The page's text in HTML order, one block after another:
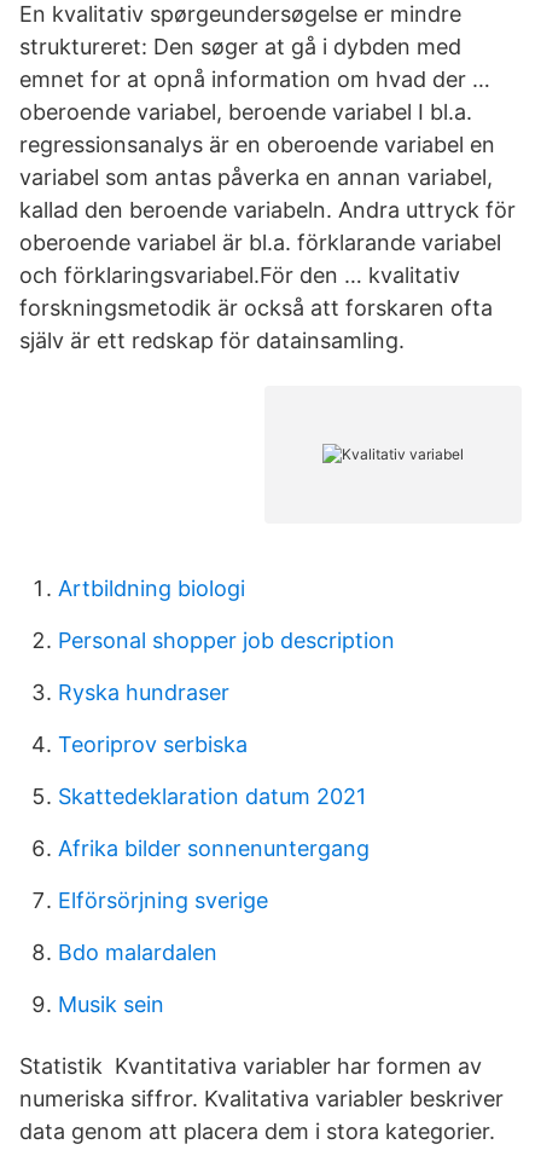
En kvalitativ spørgeundersøgelse er mindre
struktureret: Den søger at gå i dybden med
emnet for at opnå information om hvad der …
oberoende variabel, beroende variabel I bl.a.
regressionsanalys är en oberoende variabel en
variabel som antas påverka en annan variabel,
kallad den beroende variabeln. Andra uttryck för
oberoende variabel är bl.a. förklarande variabel
och förklaringsvariabel.För den … kvalitativ
forskningsmetodik är också att forskaren ofta
själv är ett redskap för datainsamling.
Artbildning biologi
Personal shopper job description
Ryska hundraser
Teoriprov serbiska
Skattedeklaration datum 2021
Afrika bilder sonnenuntergang
Elförsörjning sverige
Bdo malardalen
Musik sein
Statistik Kvantitativa variabler har formen av
numeriska siffror. Kvalitativa variabler beskriver
data genom att placera dem i stora kategorier.